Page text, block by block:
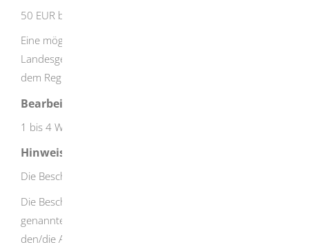
50 EUR bis 250 EUR pro ausgestellter Bescheinigung.
Eine mögliche Gebührenfreiheit richtet sich nach dem
Landesgebührengesetz. Nehmen Sie hierzu Kontakt mit
dem Regierunspräsidium Freiburg auf.
Bearbeitungsdauer
1 bis 4 Wochen
Hinweise
Die Bescheinigungen gelten grundsätzlich unbefristet.
Die Bescheinigungen gelten explizit für die darin
genannten Kurse/Lehrgänge, nicht aber allgemein für
den/die Antragsteller/in. Eine neue oder zusätzliche